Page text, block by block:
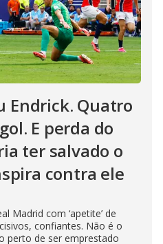
Endrick. Quatro
E perda do
ter salvado o
contra ele
Madrid com ‘apetite’ de
confiantes. Não é o
perto de ser emprestado